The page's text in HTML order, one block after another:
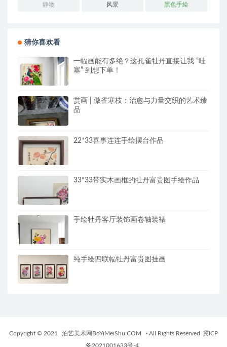
静物 风景 黑色手绘
猜你喜欢看
一幅画能有多绝？这孔雀牡丹直接让我 “哇
塞” 到想下单！
赏画 | 傲雀寒枝：治愈与力量交织的艺术臻
品
22*33喜事连连手绘摆台作品
33*33带实木画框的牡丹富贵图手绘作品
手绘牡丹客厅装饰画卷轴装裱
纯手绘四联幅牡丹富贵图挂画
Copyright © 2021 泊艺美术网BoYiMeiShu.COM - All Rights Reserved 冀ICP
备2021001633号-4